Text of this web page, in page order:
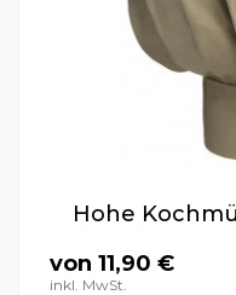
Hohe
von 11,90 €
inkl. MwSt.